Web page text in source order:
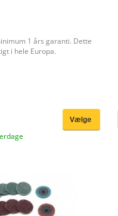
1 års garanti. Dette
i hele Europa.